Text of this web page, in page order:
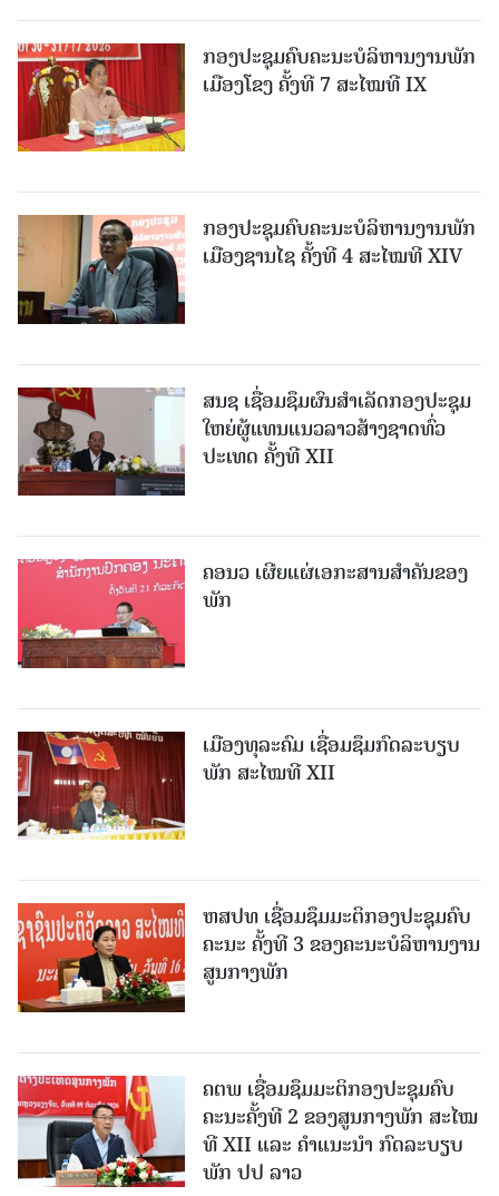
ກອງປະຊຸມຄົບຄະນະບໍລິຫານງານພັກ
ເມືອງໂຂງ ຄັ້ງທີ 7 ສະໄໝທີ IX
ກອງປະຊຸມຄົບຄະນະບໍລິຫານງານພັກ
ເມືອງຊານ​ໄຊ ຄັ້ງທີ 4 ສະໄໝທີ XIV
ສນຊ ເຊື່ອມຊຶມຜົນສໍາເລັດກອງປະຊຸມ
ໃຫຍ່ຜູ້ແທນແນວລາວສ້າງຊາດທົ່ວ
ປະເທດ ຄັ້ງທີ XII
ຄອນວ ເຜີຍແຜ່ເອກະສານສໍາຄັນຂອງ
ພັກ
ເມືອງທຸລະຄົມ ເຊື່ອມຊຶມກົດລະບຽບ
ພັກ ສະໄໝທີ XII
ຫສປທ ເຊື່ອມຊຶມມະຕິກອງປະຊຸມຄົບ
ຄະນະ ຄັ້ງທີ 3 ຂອງຄະນະບໍລິຫານງານ
ສູນກາງພັກ
ຄຕພ ເຊື່ອມຊຶມມະຕິກອງປະຊຸມຄົບ
ຄະນະຄັ້ງທີ 2 ຂອງສູນກາງພັກ ສະໄໝ
ທີ XII ແລະ ຄໍາແນະນໍາ ກົດລະບຽບ
ພັກ ປປ ລາວ